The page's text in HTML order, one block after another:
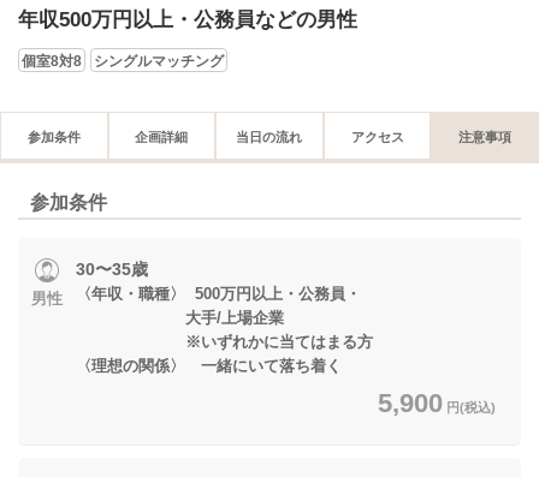
年収500万円以上・公務員などの男性
個室8対8 シングルマッチング
参加条件 企画詳細 当日の流れ アクセス 注意事項
参加条件
男性
30〜35歳
〈年収・職種〉 500万円以上・公務員・
大手/上場企業
※いずれかに当てはまる方
〈理想の関係〉 一緒にいて落ち着く
5,900 円(税込)